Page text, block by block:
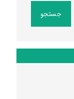
جستجو